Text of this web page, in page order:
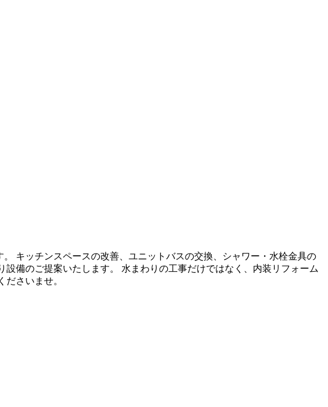
キッチンスペースの改善、ユニットバスの交換、シャワー・水栓金具の
備のご提案いたします。 水まわりの工事だけではなく、内装リフォーム
さいませ。